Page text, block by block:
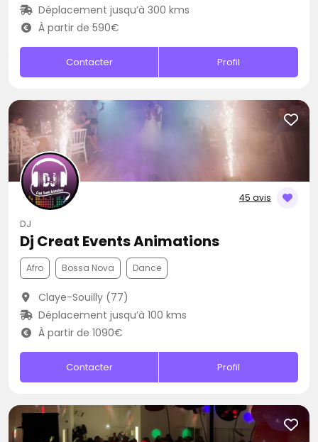
Déplacement jusqu’à 300 kms
À partir de 590€
Contacter Profil
45 avis
DJ
Dj Creat Events Animations
Afro Bossa Nova Dance
Claye-Souilly (77)
Déplacement jusqu’à 100 kms
À partir de 1090€
Contacter Profil